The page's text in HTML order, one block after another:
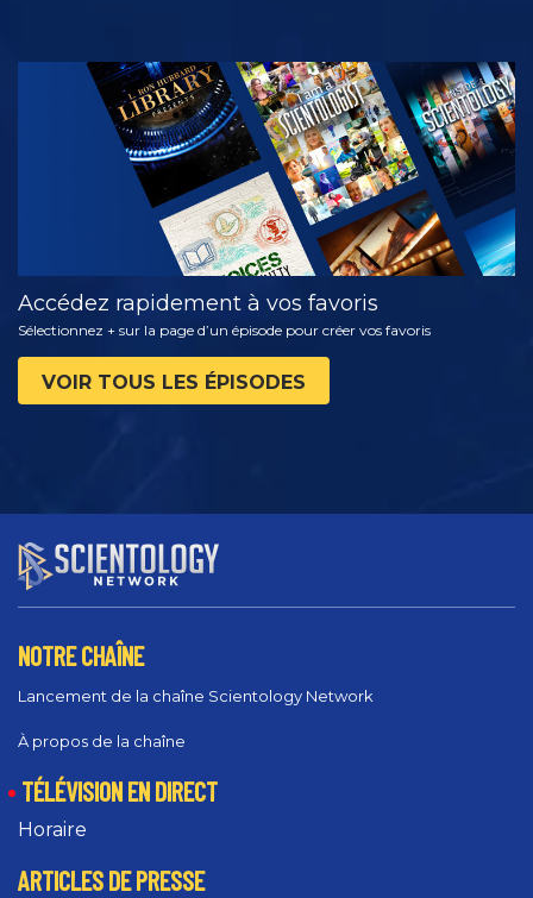
REGARDER
DÉCOUVRIR
LES SÉRIES
Accédez rapidement à vos favoris
Sélectionnez + sur la page d’un épisode pour créer vos favoris
VOIR TOUS LES ÉPISODES
NOTRE CHAÎNE
Lancement de la chaîne Scientology Network
À propos de la chaîne
TÉLÉVISION EN DIRECT
Horaire
ARTICLES DE PRESSE